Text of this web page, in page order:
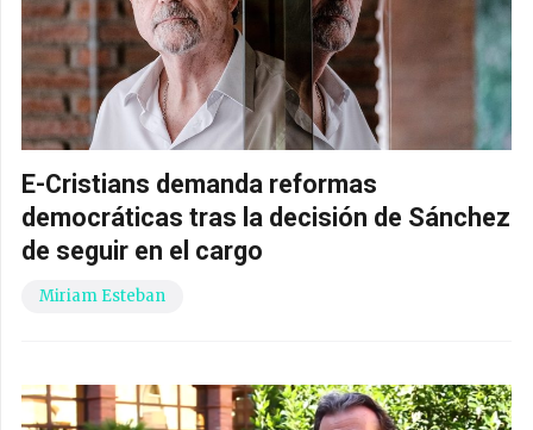
E-Cristians demanda reformas
democráticas tras la decisión de Sánchez
de seguir en el cargo
Miriam Esteban